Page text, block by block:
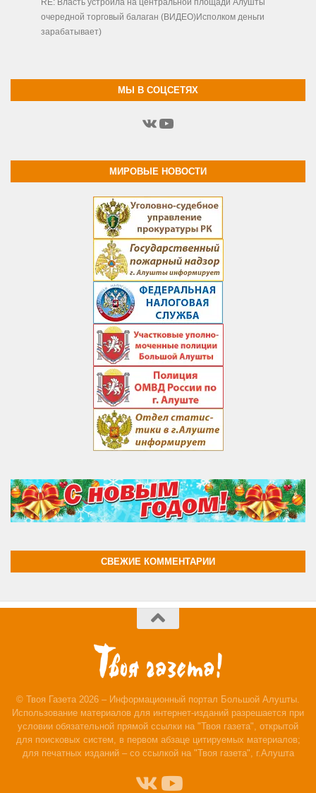
RE: Власть устроила на центральной площади Алушты
очередной торговый балаган (ВИДЕО)Исполком деньги
зарабатывает)
МЫ В СОЦСЕТЯХ
ВКонтакте
YouTube
МИРОВЫЕ НОВОСТИ
СВЕЖИЕ КОММЕНТАРИИ
© Твоя Газета 2026 – Информационный портал Большой Алушты.
Использование материалов для интернет-изданий разрешается при
условии обязательной прямой ссылки на "Твоя газета", открытой
для поисковых систем, в первом абзаце цитируемых материалов;
для печатных изданий – со ссылкой на "Твоя газета", г.Алушта